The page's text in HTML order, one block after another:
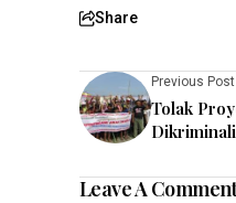
Share
Previous Post
Tolak
Leave A